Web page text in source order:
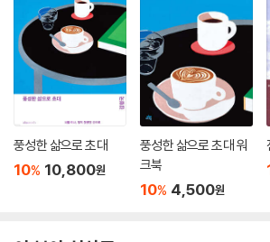
--- 본문 중에서
역과 선교의 사례와 사례연구를 제시한다.
8. 디아스포라 이주민 선교가 모든 사역과 선교에
은 선교사, 목회자, 성도, 교회들에게 귀한 도전
교회를 선교적으로 활성화시키는 데 나침판 역할
9. 구체적으로, 주변에 이주민들이 거주하는 교회,
회, 저임금 외국인 노동자 교회, 국제 교회, 난민 교
섬기는 교회와 선교지 교회를 섬기는 목회자, 선
“저 부는 바람 따라 이 소식 퍼지고”라는 찬송가
에 아주 적합한 표현이다. 우리 동요의 “민들레
듯”처럼 ‘흩어지는 사람들’이란 의미인 디아스포
휘날리며 복음을 받아들여 왔다. 전 세계 한인 디
이 책은 21세기에 아주 자연스런 선교의 방법이
이해하는 안목을 열어 줄 것이다.
- 한정국 (선교사, 전 세계 한인 선교기구연대 글로벌 코
풍성한 삶으로 초대
10% 10,800원
풍성한 삶으로 초대 워
크북
10% 4,500원